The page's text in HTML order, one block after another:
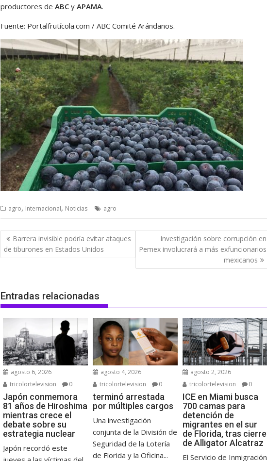
productores de ABCy APAMA.
Fuente: Portalfrutícola.com / ABC Comité Arándanos.
agro, Internacional, Noticias agro
Navegación
de
entradas
Barrera invisible podría evitar ataques
de tiburones en Estados Unidos
Investigación sobre corrupción en
Pemex involucrará a más exfuncionarios
mexicanos
Entradas relacionadas
agosto 6, 2026
tricolortelevision
0
Japón conmemora
81 años de Hiroshima
mientras crece el
debate sobre su
estrategia nuclear
Japón recordó este
agosto 4, 2026
tricolortelevision
0
terminó arrestada
por múltiples cargos
Una investigación
conjunta de la División de
Seguridad de la Lotería
de Florida y la Oficina...
agosto 2, 2026
tricolortelevision
0
ICE en Miami busca
700 camas para
detención de
migrantes en el sur
de Florida, tras cierre
de Alligator Alcatraz
El Servicio de Inmigración